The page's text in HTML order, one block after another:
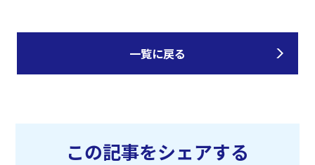
一覧に戻る
この記事をシェアする